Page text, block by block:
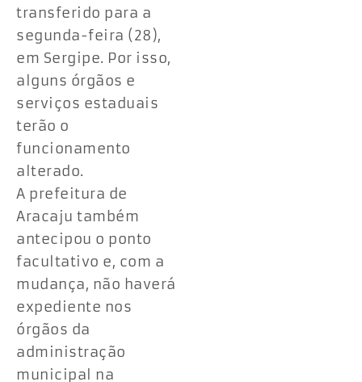
transferido para a
segunda-feira (28),
em Sergipe. Por isso,
alguns órgãos e
serviços estaduais
terão o
funcionamento
alterado.
A prefeitura de
Aracaju também
antecipou o ponto
facultativo e, com a
mudança, não haverá
expediente nos
órgãos da
administração
municipal na